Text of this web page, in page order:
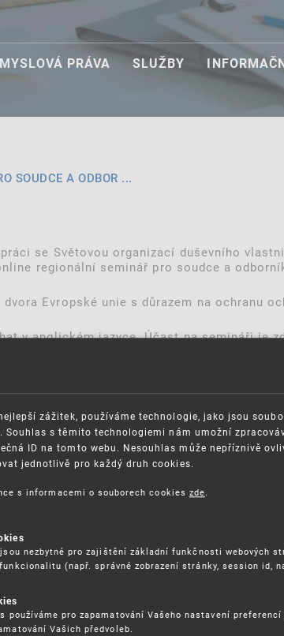
PRÁVA SLUŽBY
SOUDCE A ODBOR ...
se Světovou organizací duševního
regionální seminář pro soudce a
Evropské unie s důrazem na ochranu
v anglickém jazyce. Účast na semináři je
PROSAZOVÁNÍ PRÁV K
UŽITEČNÉ ODKAZY
PUBLIKACE
PRÁVNÍ PŘEDPISY
SPRÁVA COOKIES
zážitek, používáme technologie, jako jsou
Souhlas s těmito technologiemi nám umožní
ID na tomto webu. Nesouhlas může nepříznivě
jednotlivě pro každý druh cookies.
s informacemi o souborech cookies zde
nezbytné pro zajištění základní funkčnosti webových
(např. správné zobrazení stránky, session id,
používáme pro zapamatování Vašeho nastavení
Vašich předvoleb.